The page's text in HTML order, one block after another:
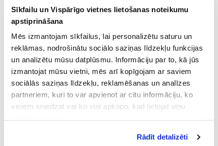
Sīkfailu un Vispārīgo vietnes lietošanas noteikumu
apstiprināšana
Mēs izmantojam sīkfailus, lai personalizētu saturu un
reklāmas, nodrošinātu sociālo saziņas līdzekļu funkcijas
un analizētu mūsu datplūsmu. Informāciju par to, kā jūs
izmantojat mūsu vietni, mēs arī kopīgojam ar saviem
sociālās saziņas līdzekļu, reklamēšanas un analīzes
partneriem, kuri to var apvienot ar citu informāciju, ko
viņiem sniedzat vai ko viņi apkopo, kad lietojat viņu
Vispārīgiem vietnes lietošanas
Rādīt detalizēti